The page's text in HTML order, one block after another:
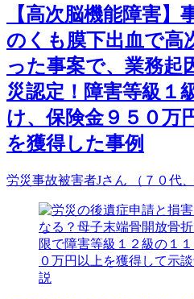
【高次脳機能障害】
のくも膜下出血で高
った事案で、業務起
災認定！障害等級１
け、保険金９５０万
を獲得した事例
労災事故被害者Jさん （７０代